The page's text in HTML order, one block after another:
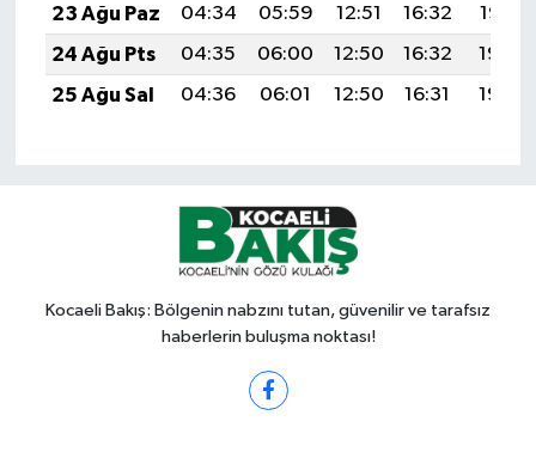
23 Ağu Paz
04:34 05:59 12:51 16:32
19:32
24 Ağu Pts
04:35 06:00 12:50 16:32
19:30
25 Ağu Sal
04:36 06:01 12:50 16:31 19:29
Kocaeli Bakış: Bölgenin nabzını tutan, güvenilir ve tarafsız
haberlerin buluşma noktası!